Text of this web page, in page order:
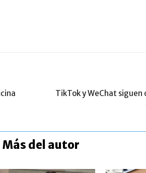
TikTok y WeChat siguen
Más del autor